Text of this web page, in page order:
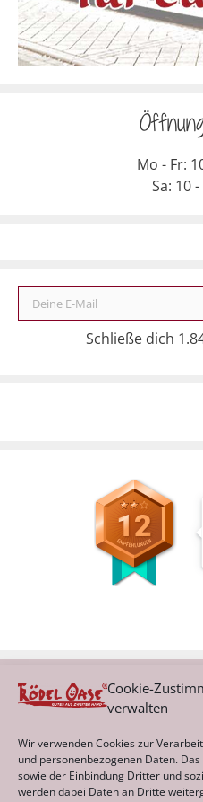
Cookie-
verwalten
Wir verwenden Cookies zur
und personenbezogenen Daten.
sowie der Einbindung Dritter und
werden dabei Daten an Dritte
Mo - Fr:
Sa: 10
Deine E-Mail
Schließe dich